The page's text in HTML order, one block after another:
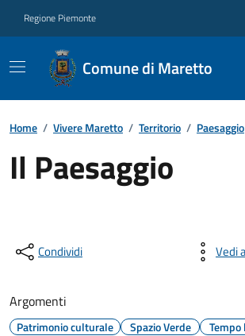
Regione Piemonte
Comune di Maretto
Home / Vivere Maretto / Territorio / Paesaggio
Il Paesaggio
Condividi Vedi
Argomenti
Patrimonio culturale Spazio Verde
Tempo